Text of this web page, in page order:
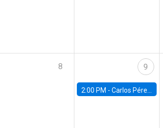
8 9
2:00 PM - Carlos Pérez, Universidad Finis Terrae